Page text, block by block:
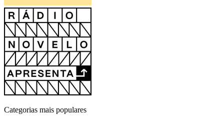
Categorias mais populares